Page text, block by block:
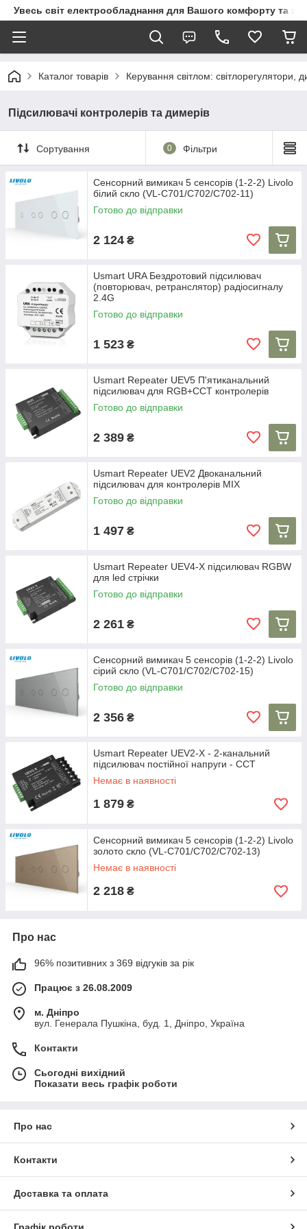
Увесь світ електрообладнання для Вашого комфорту та
Каталог товарів Керування світлом: світлорегулятори,
Підсилювачі контролерів та димерів
Сортування 0 Фільтри
Сенсорний вимикач 5 сенсорів (1-2-2) Livolo
білий скло (VL-C701/C702/C702-11)
Готово до відправки
2 124 ₴
Usmart URA Бездротовий підсилювач
(повторювач, ретранслятор) радіосигналу
2.4G
Готово до відправки
1 523 ₴
Usmart Repeater UEV5 П'ятиканальний
підсилювач для RGB+CCT контролерів
Готово до відправки
2 389 ₴
Usmart Repeater UEV2 Двоканальний
підсилювач для контролерів MIX
Готово до відправки
1 497 ₴
Usmart Repeater UEV4-X підсилювач RGBW
для led стрічки
Готово до відправки
2 261 ₴
Сенсорний вимикач 5 сенсорів (1-2-2) Livolo
сірий скло (VL-C701/C702/C702-15)
Готово до відправки
2 356 ₴
Usmart Repeater UEV2-X - 2-канальний
підсилювач постійної напруги - CCT
Немає в наявності
1 879 ₴
Сенсорний вимикач 5 сенсорів (1-2-2) Livolo
золото скло (VL-C701/C702/C702-13)
Немає в наявності
2 218 ₴
Про нас
96% позитивних з 369 відгуків за рік
Працює з 26.08.2009
м. Дніпро
вул. Генерала Пушкіна, буд. 1, Дніпро, Україна
Контакти
Сьогодні вихідний
Показати весь графік роботи
Про нас
Контакти
Доставка та оплата